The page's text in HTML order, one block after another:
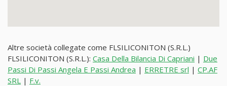
Altre società collegate come FLSILICONITON (S.R.L.)
FLSILICONITON (S.R.L.): Casa Della Bilancia Di Capriani | Due
Passi Di Passi Angela E Passi Andrea | ERRETRE srl | CP.AF
SRL | F.v.